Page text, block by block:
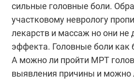
сильные головные боли.
участковому неврологу
лекарств и массаж но они не
эффекта. Головные боли как
А можно ли пройти МРТ
выявления причины и можно